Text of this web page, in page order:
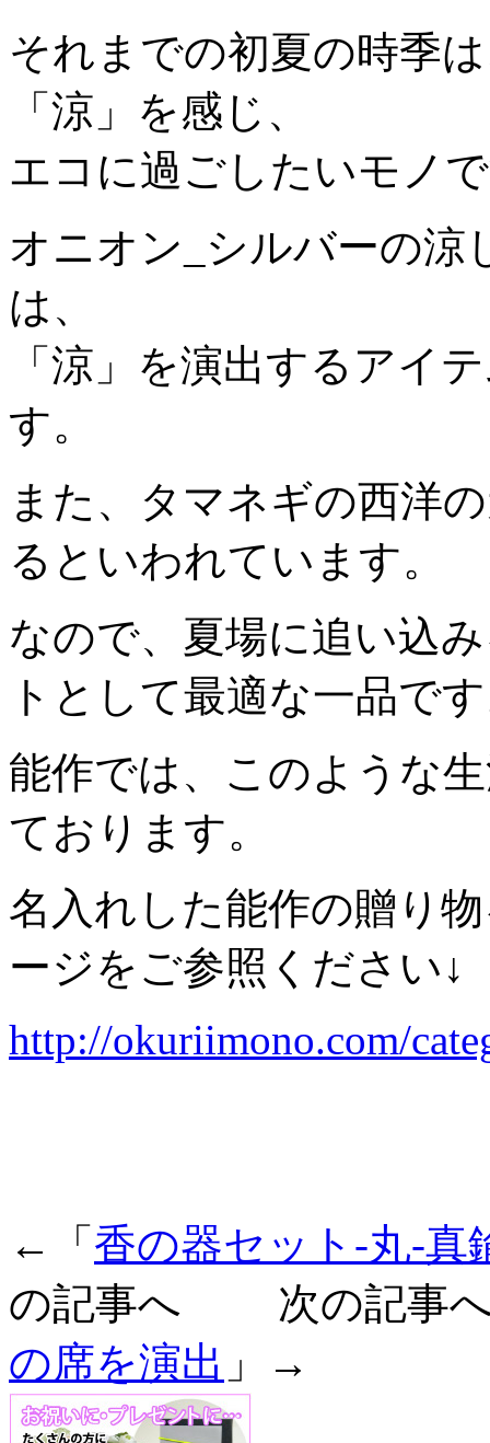
それまでの初夏の時季
「涼」を感じ、
エコに過ごしたいモノ
オニオン_シルバーの涼
は、
「涼」を演出するアイ
す。
また、タマネギの西洋
るといわれています。
なので、夏場に追い込
トとして最適な一品で
能作では、このような
ております。
名入れした能作の贈り
ージをご参照ください↓
http://okuriimono.com/
←「 香の器セット-丸-真
の記事へ 次の記事
の席を演出 」→